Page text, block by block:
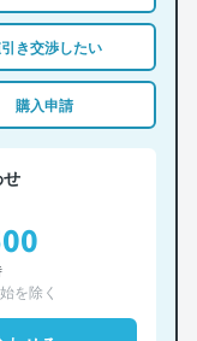
き交渉したい
購入申請
を除く